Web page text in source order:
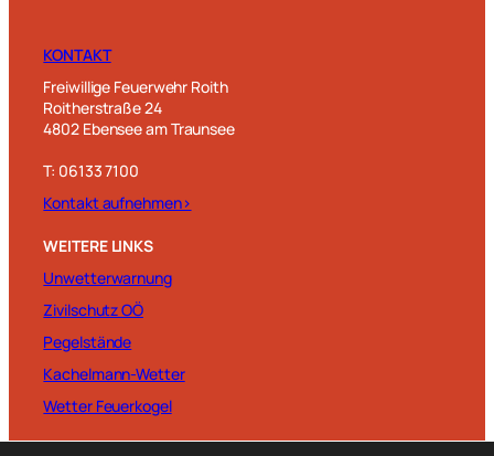
KONTAKT
Freiwillige Feuerwehr Roith
Roitherstraße 24
4802 Ebensee am Traunsee
T: 06133 7100
Kontakt aufnehmen>
WEITERE LINKS
Unwetterwarnung
Zivilschutz OÖ
Pegelstände
Kachelmann-Wetter
Wetter Feuerkogel